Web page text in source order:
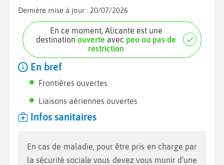
Dernière mise à jour : 20/07/2026
En ce moment, Alicante est une
destinationouverte avec peu ou pas de
restriction
En bref
Frontières ouvertes
Liaisons aériennes ouvertes
Infos sanitaires
En cas de maladie, pour être pris en charge par
la sécurité sociale vous devez vous munir d’une